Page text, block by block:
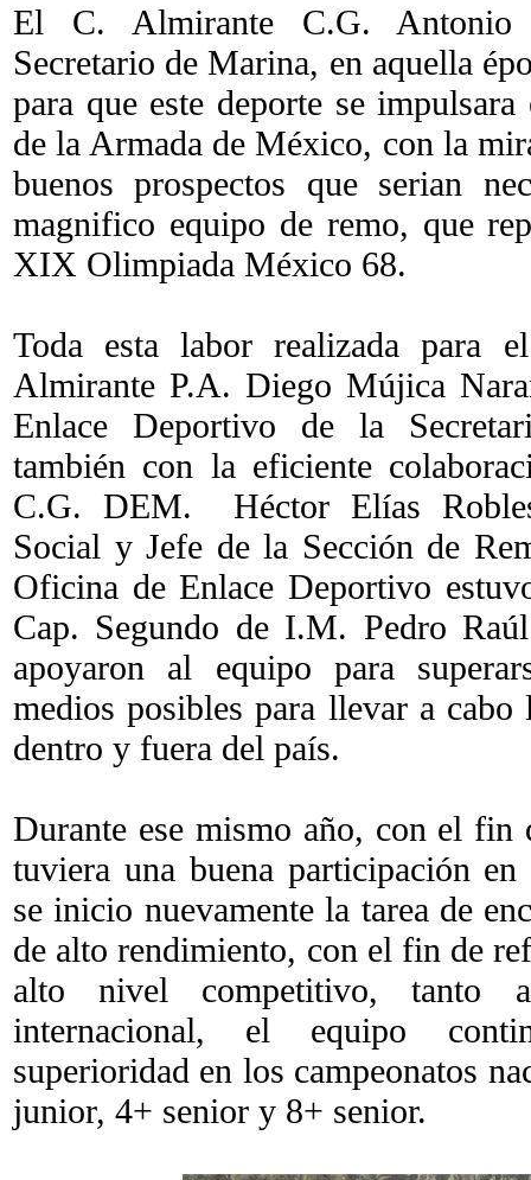
El C. Almirante C.G. Antonio
Secretario de Marina, en aquella
para que este deporte se
de la Armada de México, con la
buenos prospectos que serian
magnifico equipo de remo, que
XIX Olimpiada México 68.
Toda esta labor realizada para
Almirante P.A. Diego Mújica
Enlace Deportivo de la
también con la eficiente
C.G. DEM. Héctor Elías
Social y Jefe de la Sección de
Oficina de Enlace Deportivo
Cap. Segundo de I.M. Pedro
apoyaron al equipo para
medios posibles para llevar a cabo
dentro y fuera del país.
Durante ese mismo año, con el fin
tuviera una buena participación
se inicio nuevamente la tarea de
de alto rendimiento, con el fin de
alto nivel competitivo, tanto
internacional, el equipo
superioridad en los campeonatos
junior, 4+ senior y 8+ senior.